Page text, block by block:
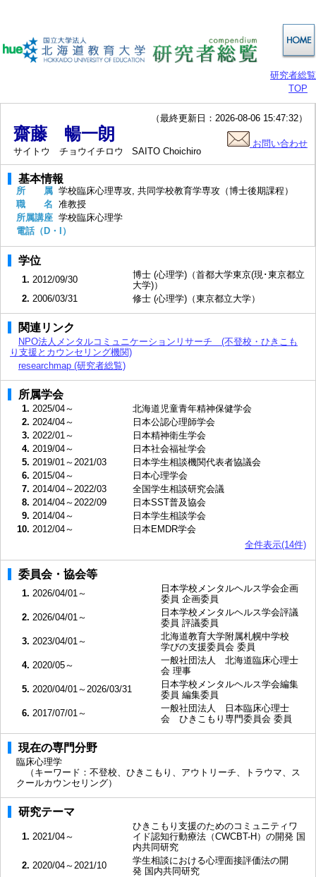
研究者総覧
TOP
（最終更新日：2026-08-06 15:47:32）
齋藤 暢一朗
サイトウ チョウイチロウ SAITO Choichiro
お問い合わせ
基本情報
所 属 学校臨床心理専攻, 共同学校教育学専攻（博士後期課程）
職 名 准教授
所属講座 学校臨床心理学
電話（D・I）
学位
1. 2012/09/30
博士 (心理学)（首都大学東京(現･東京都立
大学)）
2. 2006/03/31 修士 (心理学)（東京都立大学）
関連リンク
NPO法人メンタルコミュニケーションリサーチ (不登校・ひきこも
り支援とカウンセリング機関)
researchmap (研究者総覧)
所属学会
1. 2025/04～
北海道児童青年精神保健学会
2. 2024/04～
日本公認心理師学会
3. 2022/01～
日本精神衛生学会
4. 2019/04～
日本社会福祉学会
5. 2019/01～2021/03
日本学生相談機関代表者協議会
6. 2015/04～
日本心理学会
7. 2014/04～2022/03
全国学生相談研究会議
8. 2014/04～2022/09
日本SST普及協会
9. 2014/04～
日本学生相談学会
10. 2012/04～
日本EMDR学会
全件表示(14件)
委員会・協会等
1. 2026/04/01～
日本学校メンタルヘルス学会企画
委員 企画委員
2. 2026/04/01～
日本学校メンタルヘルス学会評議
委員 評議委員
3. 2023/04/01～
北海道教育大学附属札幌中学校
学びの支援委員会 委員
4. 2020/05～
一般社団法人 北海道臨床心理士
会 理事
5. 2020/04/01～2026/03/31
日本学校メンタルヘルス学会編集
委員 編集委員
6. 2017/07/01～
一般社団法人 日本臨床心理士
会 ひきこもり専門委員会 委員
現在の専門分野
臨床心理学
（キーワード：不登校、ひきこもり、アウトリーチ、トラウマ、ス
クールカウンセリング）
研究テーマ
1. 2021/04～
ひきこもり支援のためのコミュニティワ
イド認知行動療法（CWCBT-H）の開発 国
内共同研究
2. 2020/04～2021/10
学生相談における心理面接評価法の開
発 国内共同研究